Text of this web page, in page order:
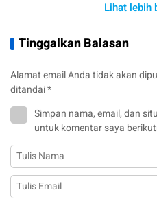
Lihat lebih
Tinggalkan Balasan
Alamat email Anda tidak akan
ditandai*
Simpan nama, email, dan
untuk komentar saya